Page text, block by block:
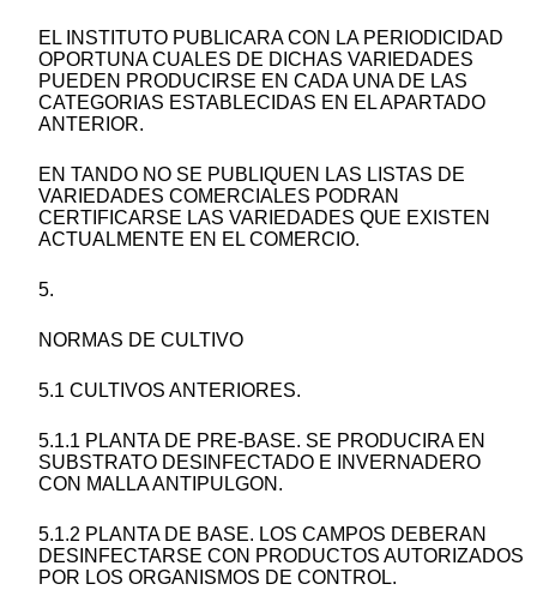
EL INSTITUTO PUBLICARA CON LA PERIODICIDAD
OPORTUNA CUALES DE DICHAS VARIEDADES
PUEDEN PRODUCIRSE EN CADA UNA DE LAS
CATEGORIAS ESTABLECIDAS EN EL APARTADO
ANTERIOR.
EN TANDO NO SE PUBLIQUEN LAS LISTAS DE
VARIEDADES COMERCIALES PODRAN
CERTIFICARSE LAS VARIEDADES QUE EXISTEN
ACTUALMENTE EN EL COMERCIO.
5.
NORMAS DE CULTIVO
5.1 CULTIVOS ANTERIORES.
5.1.1 PLANTA DE PRE-BASE. SE PRODUCIRA EN
SUBSTRATO DESINFECTADO E INVERNADERO
CON MALLA ANTIPULGON.
5.1.2 PLANTA DE BASE. LOS CAMPOS DEBERAN
DESINFECTARSE CON PRODUCTOS AUTORIZADOS
POR LOS ORGANISMOS DE CONTROL.